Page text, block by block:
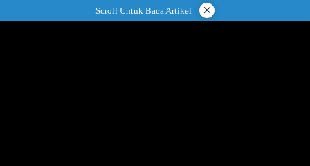
ke
Scroll Untuk Baca Artikel ×